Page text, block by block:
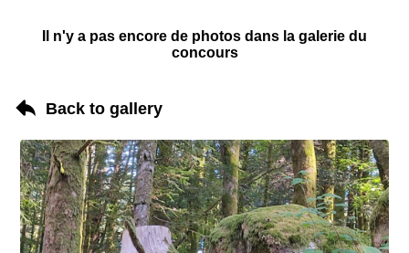
Il n'y a pas encore de photos dans la galerie du
concours
Back to gallery